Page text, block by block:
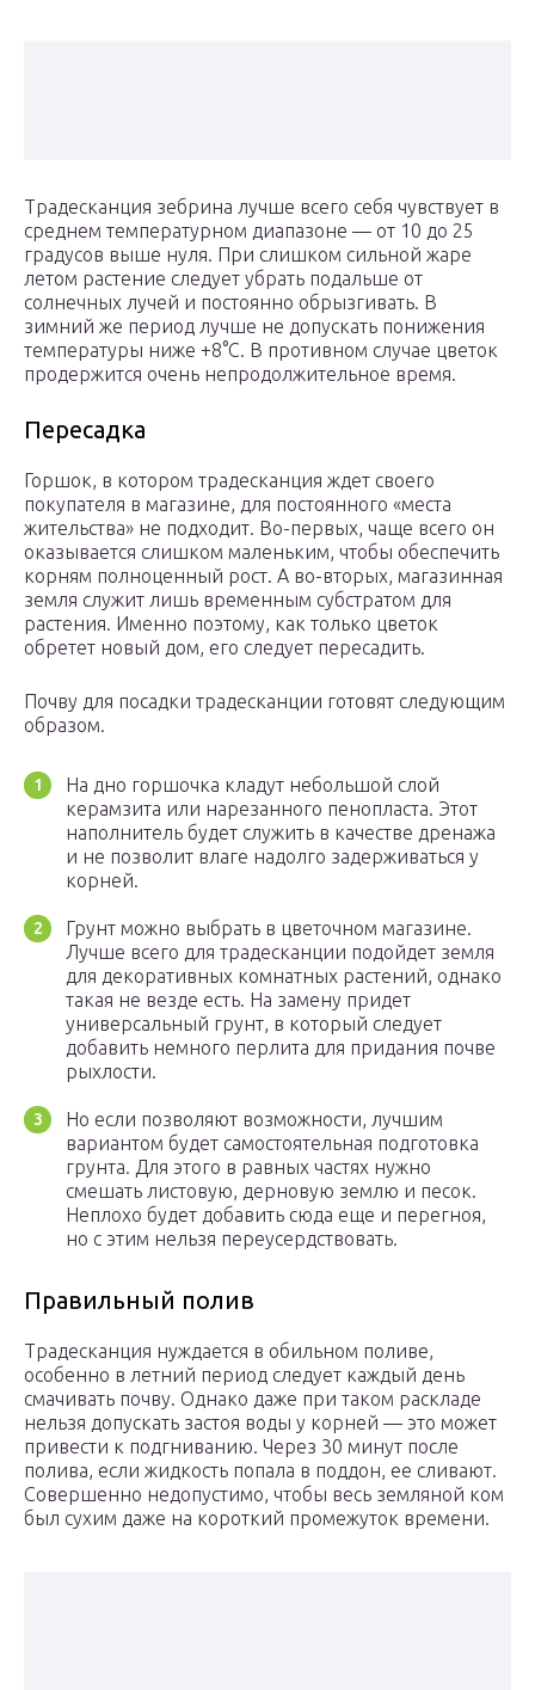
Традесканция зебрина лучше всего себя чувствует в
среднем температурном диапазоне — от 10 до 25
градусов выше нуля. При слишком сильной жаре
летом растение следует убрать подальше от
солнечных лучей и постоянно обрызгивать. В
зимний же период лучше не допускать понижения
температуры ниже +8°C. В противном случае цветок
продержится очень непродолжительное время.
Пересадка
Горшок, в котором традесканция ждет своего
покупателя в магазине, для постоянного «места
жительства» не подходит. Во-первых, чаще всего он
оказывается слишком маленьким, чтобы обеспечить
корням полноценный рост. А во-вторых, магазинная
земля служит лишь временным субстратом для
растения. Именно поэтому, как только цветок
обретет новый дом, его следует пересадить.
Почву для посадки традесканции готовят следующим
образом.
На дно горшочка кладут небольшой слой
керамзита или нарезанного пенопласта. Этот
наполнитель будет служить в качестве дренажа
и не позволит влаге надолго задерживаться у
корней.
Грунт можно выбрать в цветочном магазине.
Лучше всего для традесканции подойдет земля
для декоративных комнатных растений, однако
такая не везде есть. На замену придет
универсальный грунт, в который следует
добавить немного перлита для придания почве
рыхлости.
Но если позволяют возможности, лучшим
вариантом будет самостоятельная подготовка
грунта. Для этого в равных частях нужно
смешать листовую, дерновую землю и песок.
Неплохо будет добавить сюда еще и перегноя,
но с этим нельзя переусердствовать.
Правильный полив
Традесканция нуждается в обильном поливе,
особенно в летний период следует каждый день
смачивать почву. Однако даже при таком раскладе
нельзя допускать застоя воды у корней — это может
привести к подгниванию. Через 30 минут после
полива, если жидкость попала в поддон, ее сливают.
Совершенно недопустимо, чтобы весь земляной ком
был сухим даже на короткий промежуток времени.